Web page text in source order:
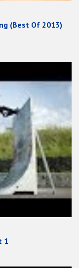
(Best Of 2013)
1